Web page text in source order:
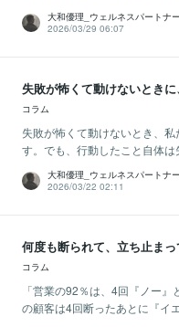
大和優理_ウェルネスパートナー
2026/03/29 06:07
失敗が怖くて動けないとき
コラム
失敗が怖くて動けないとき、
す。でも、行動したこと自体
大和優理_ウェルネスパートナー
2026/03/22 02:11
何度も断られて、立ち止ま
コラム
「営業の92％は、4回『ノー
の顧客は4回断ったあとに『イ